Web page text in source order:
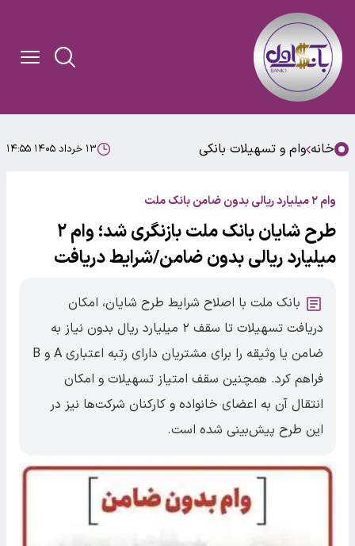
خانه وام و تسهیلات بانکی ۱۳ خرداد ۱۴۰۵ ۱۴:۵۵
وام ۲ میلیارد ریالی بدون ضامن بانک ملت
طرح شایان بانک ملت بازنگری شد؛ وام ۲
میلیارد ریالی بدون ضامن/شرایط دریافت
بانک ملت با اصلاح شرایط طرح شایان، امکان
دریافت تسهیلات تا سقف ۲ میلیارد ریال بدون نیاز به
ضامن یا وثیقه را برای مشتریان دارای رتبه اعتباری A و B
فراهم کرد. همچنین سقف امتیاز تسهیلات و امکان
انتقال آن به اعضای خانواده و کارکنان شرکت‌ها نیز در
این طرح پیش‌بینی شده است.